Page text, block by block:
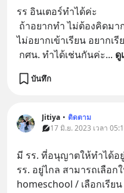
รร อินเตอร์ทำได้ค่ะ
ถ้าอยากทำ ไม่ต้องคิดมา
ไม่อยากเข้าเรียน อยากเ
กศน. ทำได้เช่นกันค่ะ... ดู
บันทึก
Jitiya • ติดตาม
17 มิ.ย. 2023 เวลา
มี รร. ที่อนุญาตให้ทำได้
รร. อยู่ไกล สามารถเลือ
homeschool / เลือกเรีย